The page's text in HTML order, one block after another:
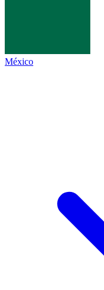
México